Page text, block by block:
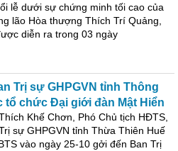
lễ dưới sự chứng minh tối cao của
lão Hòa thượng Thích Trí Quảng,
diễn ra trong 03 ngày
Trị sự GHPGVN tỉnh Thông
tổ chức Đại giới đàn Mật Hiển
Khế Chơn, Phó Chủ tịch HĐTS,
sự GHPGVN tỉnh Thừa Thiên Huế
vào ngày 25-10 gởi đến Ban Trị